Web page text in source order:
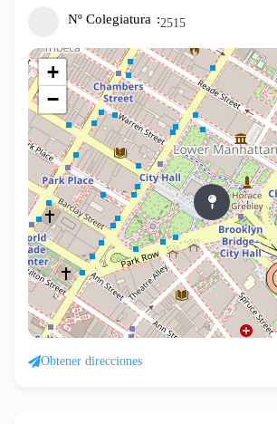
Nº Colegiatura 2515
+
−
Obtener direcciones